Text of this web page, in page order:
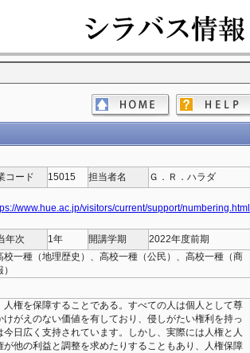
コード 15015 担当者名 Ｇ．Ｒ．ハラダ
www.hue.ac.jp/visitors/current/support/numbering.html
年次 1年 開講学期 2022年度前期
校一種（地理歴史）、高校一種（公民）、高校一種（商
人権を保障することである。すべての人は個人として尊
がえのない価値を有しており、侵しがたい権利を持っ
日広く支持されています。しかし、実際には人権と人
が他の利益と調整を求めたりすることもあり、人権保障